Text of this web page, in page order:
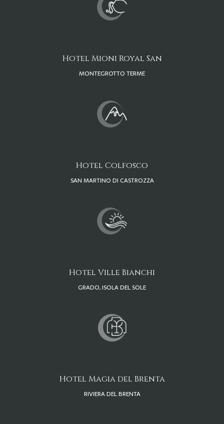
Hotel Mioni Royal San
MONTEGROTTO TERME
Hotel Colfosco
SAN MARTINO DI CASTROZZA
Hotel Ville Bianchi
GRADO, ISOLA DEL SOLE
Hotel Magia del Brenta
RIVIERA DEL BRENTA